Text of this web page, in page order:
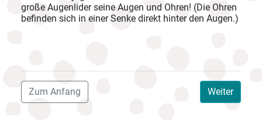
große Augenlider seine Augen und Ohren! (Die Ohren
befinden sich in einer Senke direkt hinter den Augen.)
Weiter
Zum Anfang